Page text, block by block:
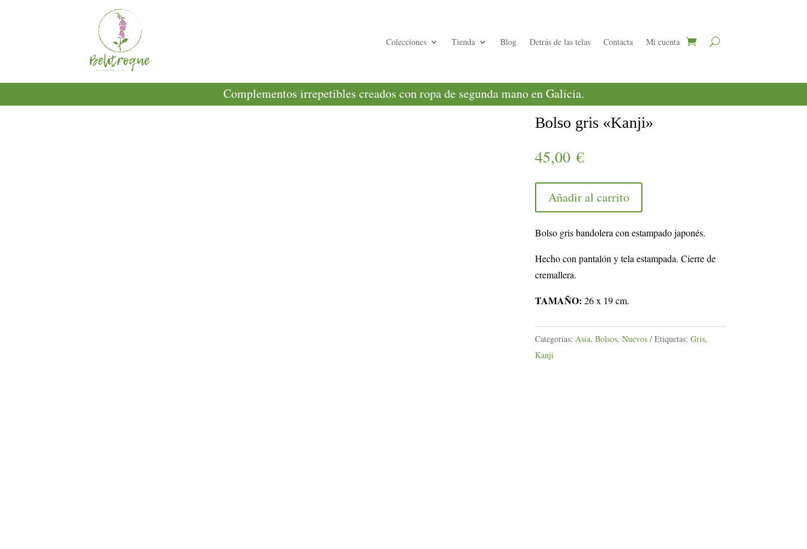
Colecciones Tienda Blog Detrás de las telas Contacta Mi cuenta
Complementos irrepetibles creados con ropa de segunda mano en Galicia.
Bolso gris «Kanji»
45,00 €
Añadir al carrito
Bolso gris bandolera con estampado japonés.
Hecho con pantalón y tela estampada. Cierre de
cremallera.
TAMAÑO: 26 x 19 cm.
Categorías: Asia, Bolsos, Nuevos Etiquetas: Gris,
Kanji